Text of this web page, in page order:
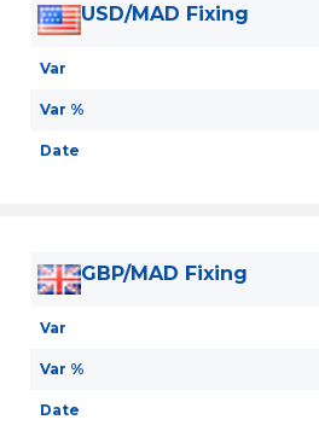
USD/MAD Fixing
Var
Var %
Date
GBP/MAD Fixing
Var
Var %
Date